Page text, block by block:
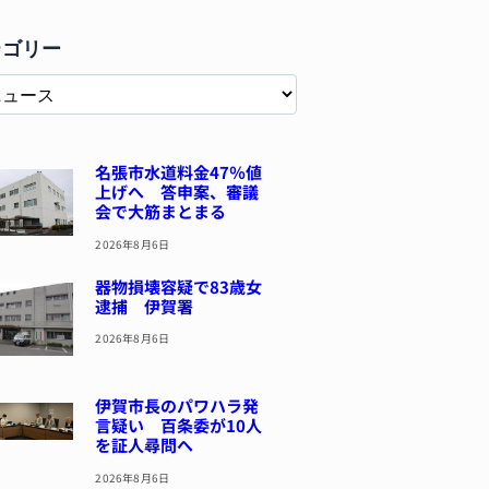
リー
名張市水道料金47％値
上げへ 答申案、審議
会で大筋まとまる
2026年8月6日
器物損壊容疑で83歳女
逮捕 伊賀署
2026年8月6日
伊賀市長のパワハラ発
言疑い 百条委が10人
を証人尋問へ
2026年8月6日